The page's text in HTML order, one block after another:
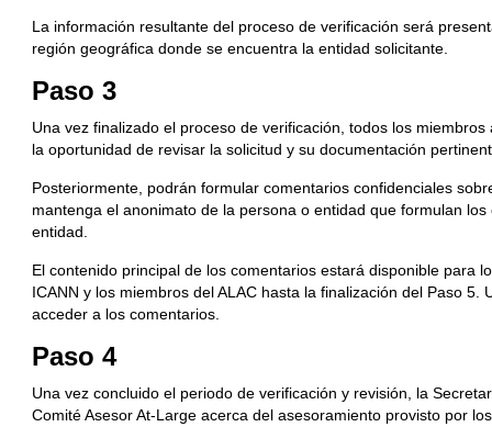
La información resultante del proceso de verificación será
región geográfica donde se encuentra la entidad solicitante.
Paso 3
Una vez finalizado el proceso de verificación, todos los
la oportunidad de revisar la solicitud y su documentación
Posteriormente, podrán formular comentarios confidenciales
mantenga el anonimato de la persona o entidad que formulan
entidad.
El contenido principal de los comentarios estará disponible para
ICANN y los miembros del ALAC hasta la finalización del Paso
acceder a los comentarios.
Paso 4
Una vez concluido el periodo de verificación y revisión, la
Comité Asesor At-Large acerca del asesoramiento provisto por